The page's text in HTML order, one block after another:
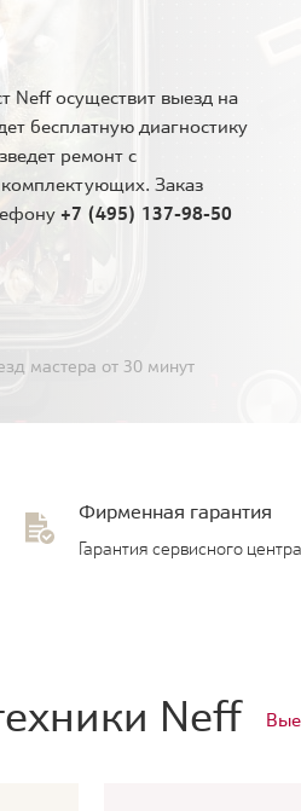
Neff осуществит выезд на
бесплатную диагностику
ремонт с
Заказ
+7 (495) 137-98-50
мастера от 30 минут
Фирменная гарантия
Гарантия сервисного центра
Neff